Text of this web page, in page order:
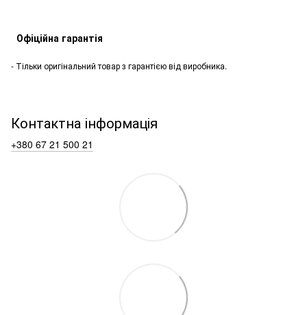
Офіційна гарантія
- Тільки оригінальний товар з гарантією від виробника.
Контактна інформація
+380 67 21 500 21